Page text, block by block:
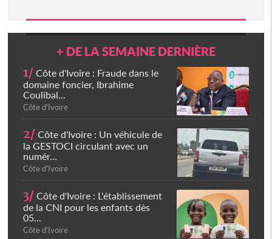
+ DE LA SEMAINE DERNIÈRE
1/ Côte d'Ivoire : Fraude dans le
domaine foncier, Ibrahime
Coulibal...
Côte d'Ivoire
2/ Côte d'Ivoire : Un véhicule de
la GESTOCI circulant avec un
numér...
Côte d'Ivoire
3/ Côte d'Ivoire : L'établissement
de la CNI pour les enfants dès
05...
Côte d'Ivoire